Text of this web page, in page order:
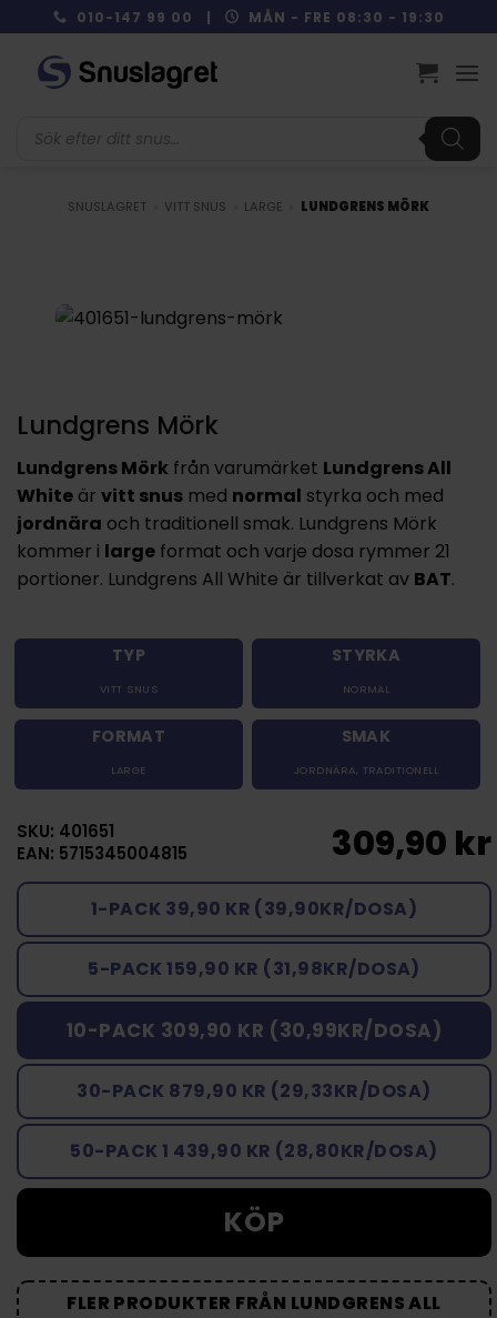
to
content
010-147 99 00 | MÅN - FRE 08:30 - 19:30
SNUSLAGRET VITT SNUS LARGE LUNDGRENS MÖRK
Lundgrens Mörk
Lundgrens Mörk från varumärket Lundgrens All
White är vitt snus med normal styrka och med
jordnära och traditionell smak. Lundgrens Mörk
kommer i large format och varje dosa rymmer 21
portioner. Lundgrens All White är tillverkat av BAT.
TYP
VITT SNUS
STYRKA
NORMAL
FORMAT
LARGE
SMAK
JORDNÄRA, TRADITIONELL
SKU: 401651
EAN: 5715345004815
309,90 kr
1-PACK 39,90 KR (39,90KR/DOSA)
5-PACK 159,90 KR (31,98KR/DOSA)
10-PACK 309,90 KR (30,99KR/DOSA)
30-PACK 879,90 KR (29,33KR/DOSA)
50-PACK 1 439,90 KR (28,80KR/DOSA)
KÖP
FLER PRODUKTER FRÅN LUNDGRENS ALL